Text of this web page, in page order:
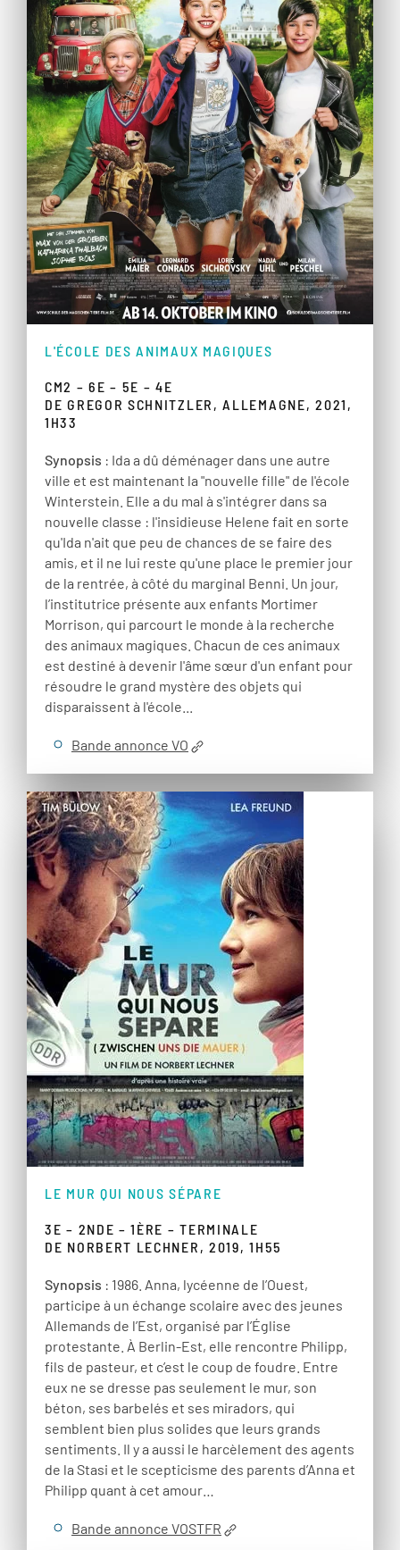
L'ÉCOLE DES ANIMAUX MAGIQUES
CM2 – 6E – 5E – 4E
DE GREGOR SCHNITZLER, ALLEMAGNE, 2021,
1H33
Synopsis : Ida a dû déménager dans une autre
ville et est maintenant la "nouvelle fille" de l'école
Winterstein. Elle a du mal à s'intégrer dans sa
nouvelle classe : l'insidieuse Helene fait en sorte
qu'Ida n'ait que peu de chances de se faire des
amis, et il ne lui reste qu'une place le premier jour
de la rentrée, à côté du marginal Benni. Un jour,
l’institutrice présente aux enfants Mortimer
Morrison, qui parcourt le monde à la recherche
des animaux magiques. Chacun de ces animaux
est destiné à devenir l'âme sœur d'un enfant pour
résoudre le grand mystère des objets qui
disparaissent à l'école...
Bande annonce VO
LE MUR QUI NOUS SÉPARE
3E – 2NDE – 1ÈRE – TERMINALE
DE NORBERT LECHNER, 2019, 1H55
Synopsis : 1986. Anna, lycéenne de l’Ouest,
participe à un échange scolaire avec des jeunes
Allemands de l’Est, organisé par l’Église
protestante. À Berlin-Est, elle rencontre Philipp,
fils de pasteur, et c’est le coup de foudre. Entre
eux ne se dresse pas seulement le mur, son
béton, ses barbelés et ses miradors, qui
semblent bien plus solides que leurs grands
sentiments. Il y a aussi le harcèlement des agents
de la Stasi et le scepticisme des parents d’Anna et
Philipp quant à cet amour…
Bande annonce VOSTFR